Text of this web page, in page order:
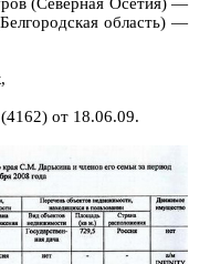
область) —
от 18.06.09.